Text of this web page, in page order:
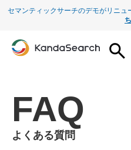
セマンティックサーチのデモがリニュ
FAQ
よくある質問